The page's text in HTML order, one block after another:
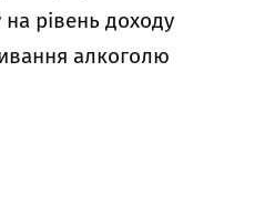
рівень доходу
алкоголю